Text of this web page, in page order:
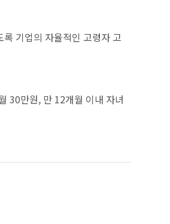
기업의 자율적인 고령자 고
30만원, 만 12개월 이내 자녀